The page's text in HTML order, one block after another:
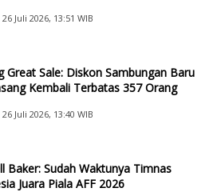
26 Juli 2026, 13:51 WIB
Great Sale: Diskon Sambungan Baru
Kembali Terbatas 357 Orang
26 Juli 2026, 13:40 WIB
Baker: Sudah Waktunya Timnas
Juara Piala AFF 2026